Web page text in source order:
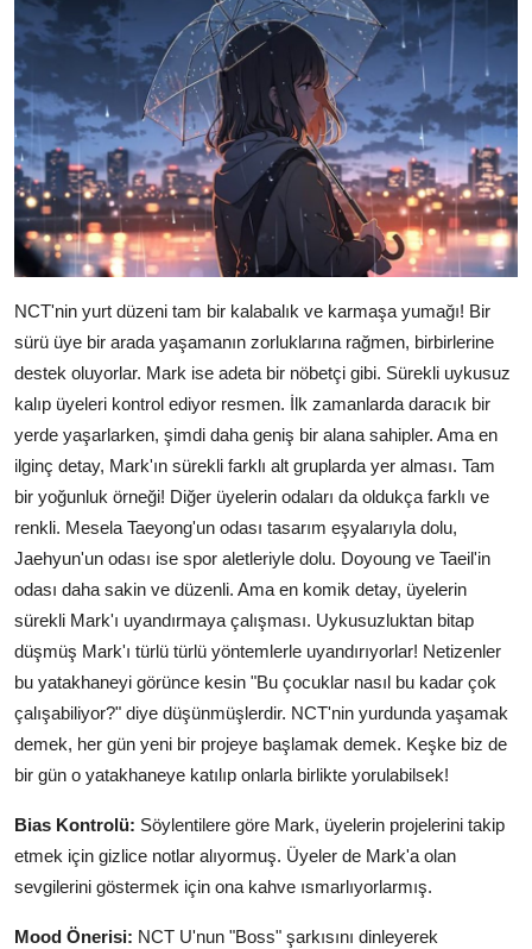
NCT'nin yurt düzeni tam bir kalabalık ve karmaşa yumağı! Bir
sürü üye bir arada yaşamanın zorluklarına rağmen, birbirlerine
destek oluyorlar. Mark ise adeta bir nöbetçi gibi. Sürekli uykusuz
kalıp üyeleri kontrol ediyor resmen. İlk zamanlarda daracık bir
yerde yaşarlarken, şimdi daha geniş bir alana sahipler. Ama en
ilginç detay, Mark'ın sürekli farklı alt gruplarda yer alması. Tam
bir yoğunluk örneği! Diğer üyelerin odaları da oldukça farklı ve
renkli. Mesela Taeyong'un odası tasarım eşyalarıyla dolu,
Jaehyun'un odası ise spor aletleriyle dolu. Doyoung ve Taeil'in
odası daha sakin ve düzenli. Ama en komik detay, üyelerin
sürekli Mark'ı uyandırmaya çalışması. Uykusuzluktan bitap
düşmüş Mark'ı türlü türlü yöntemlerle uyandırıyorlar! Netizenler
bu yatakhaneyi görünce kesin "Bu çocuklar nasıl bu kadar çok
çalışabiliyor?" diye düşünmüşlerdir. NCT'nin yurdunda yaşamak
demek, her gün yeni bir projeye başlamak demek. Keşke biz de
bir gün o yatakhaneye katılıp onlarla birlikte yorulabilsek!
Bias Kontrolü: Söylentilere göre Mark, üyelerin projelerini takip
etmek için gizlice notlar alıyormuş. Üyeler de Mark'a olan
sevgilerini göstermek için ona kahve ısmarlıyorlarmış.
Mood Önerisi: NCT U'nun "Boss" şarkısını dinleyerek